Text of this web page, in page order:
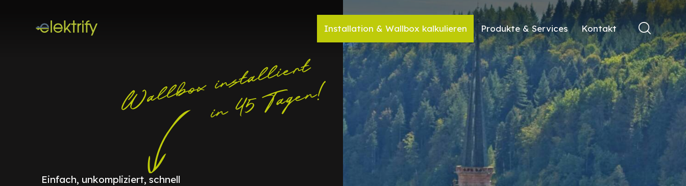
Installation & Wallbox kalkulieren Produkte & Services Kontakt
Einfach, unkompliziert, schnell